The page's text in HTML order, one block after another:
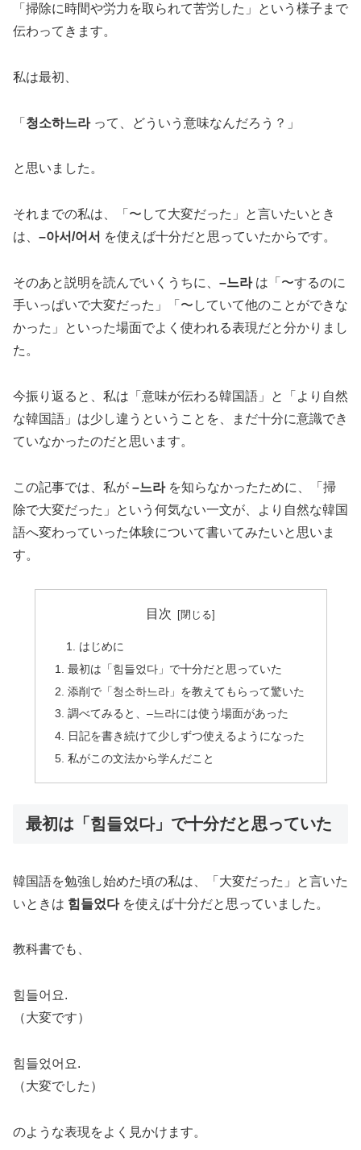
「掃除に時間や労力を取られて苦労した」という様子まで
伝わってきます。
私は最初、
「 청소하느라って、どういう意味なんだろう？」
と思いました。
それまでの私は、「〜して大変だった」と言いたいとき
は、 –아서/어서 を使えば十分だと思っていたからです。
そのあと説明を読んでいくうちに、 –느라は「〜するのに
手いっぱいで大変だった」「〜していて他のことができな
かった」といった場面でよく使われる表現だと分かりまし
た。
今振り返ると、私は「意味が伝わる韓国語」と「より自然
な韓国語」は少し違うということを、まだ十分に意識でき
ていなかったのだと思います。
この記事では、私が –느라を知らなかったために、「掃
除で大変だった」という何気ない一文が、より自然な韓国
語へ変わっていった体験について書いてみたいと思いま
す。
目次
はじめに
最初は「힘들었다」で十分だと思っていた
添削で「청소하느라」を教えてもらって驚いた
調べてみると、–느라には使う場面があった
日記を書き続けて少しずつ使えるようになった
私がこの文法から学んだこと
最初は「힘들었다」で十分だと思っていた
韓国語を勉強し始めた頃の私は、「大変だった」と言いた
いときは 힘들었다を使えば十分だと思っていました。
教科書でも、
힘들어요.
（大変です）
힘들었어요.
（大変でした）
のような表現をよく見かけます。